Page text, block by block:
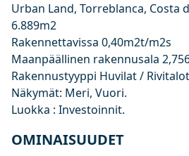
Urban Land, Torreblanca, Costa
6.889m2
Rakennettavissa 0,40m2t/m2s
Maanpäällinen rakennusala
Rakennustyyppi Huvilat / Rivitalot
Näkymät: Meri, Vuori.
Luokka : Investoinnit.
OMINAISUUDET